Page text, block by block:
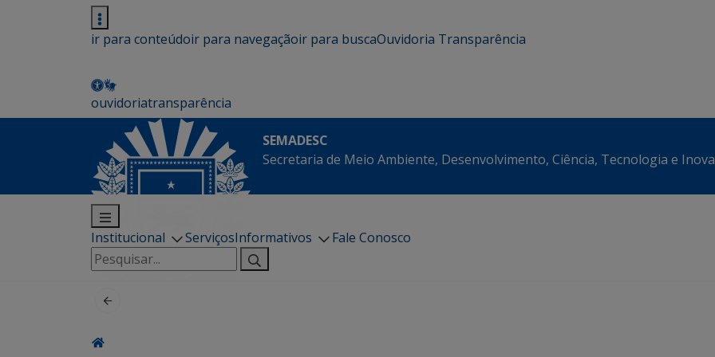
ir para conteúdoir para navegaçãoir para buscaOuvidoria Transparência
ouvidoriatransparência
SEMADESC
Secretaria de Meio Ambiente, Desenvolvimento, Ciência, Tecnologia e
Institucional ServiçosInformativos
Fale Conosco
Pesquisar
por: